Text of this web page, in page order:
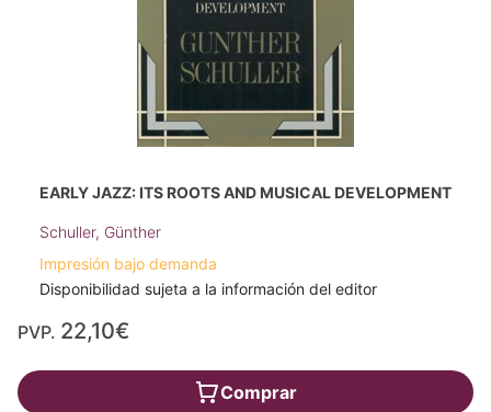
EARLY JAZZ: ITS ROOTS AND MUSICAL DEVELOPMENT
Schuller, Günther
Impresión bajo demanda
Disponibilidad sujeta a la información del editor
PVP. 22,10€
Comprar